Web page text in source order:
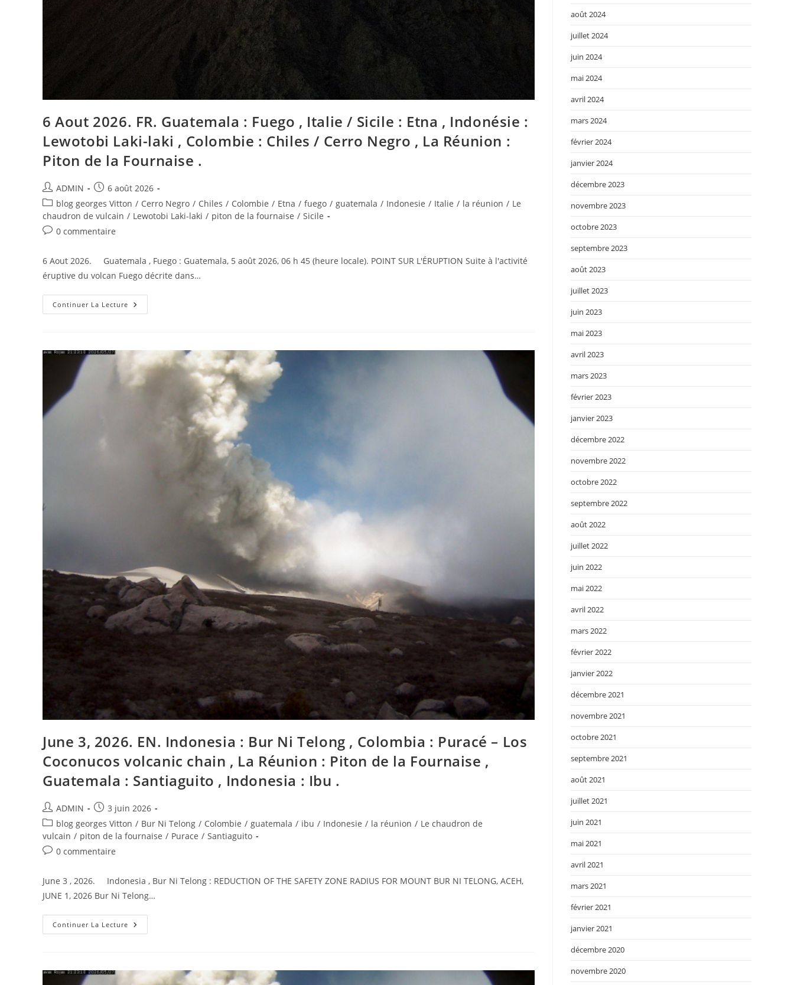
6 Aout 2026. FR. Guatemala : Fuego , Italie / Sicile : Etna , Indonésie :
Lewotobi Laki-laki , Colombie : Chiles / Cerro Negro , La Réunion :
Piton de la Fournaise .
Auteur/autrice
de
la
publication :
ADMIN
Publication
publiée :
6 août 2026
Post
category:
blog georges Vitton / Cerro Negro / Chiles / Colombie / Etna / fuego / guatemala / Indonesie / Italie / la réunion / Le
chaudron de vulcain / Lewotobi Laki-laki / piton de la fournaise / Sicile
Commentaires
la
publication :
0 commentaire
6 Aout 2026. Guatemala , Fuego : Guatemala, 5 août 2026, 06 h 45 (heure locale). POINT SUR L'ÉRUPTION Suite à l'activité
éruptive du volcan Fuego décrite dans…
Continuer La Lecture
Aout
Fuego
Italie
/
Sicile
Indonésie
La
Fournaise
.
June 3, 2026. EN. Indonesia : Bur Ni Telong , Colombia : Puracé – Los
Coconucos volcanic chain , La Réunion : Piton de la Fournaise ,
Guatemala : Santiaguito , Indonesia : Ibu .
Auteur/autrice
de
la
publication :
ADMIN
Publication
publiée :
3 juin 2026
Post
category:
blog georges Vitton / Bur Ni Telong / Colombie / guatemala / ibu / Indonesie / la réunion / Le chaudron de
vulcain / piton de la fournaise / Purace / Santiaguito
Commentaires
la
publication :
0 commentaire
June 3 , 2026. Indonesia , Bur Ni Telong : REDUCTION OF THE SAFETY ZONE RADIUS FOR MOUNT BUR NI TELONG, ACEH,
JUNE 1, 2026 Bur Ni Telong…
Continuer La Lecture June
3,
août 2024
juillet 2024
juin 2024
mai 2024
avril 2024
mars 2024
février 2024
janvier 2024
décembre 2023
novembre 2023
octobre 2023
septembre 2023
août 2023
juillet 2023
juin 2023
mai 2023
avril 2023
mars 2023
février 2023
janvier 2023
décembre 2022
novembre 2022
octobre 2022
septembre 2022
août 2022
juillet 2022
juin 2022
mai 2022
avril 2022
mars 2022
février 2022
janvier 2022
décembre 2021
novembre 2021
octobre 2021
septembre 2021
août 2021
juillet 2021
juin 2021
mai 2021
avril 2021
mars 2021
février 2021
janvier 2021
décembre 2020
novembre 2020